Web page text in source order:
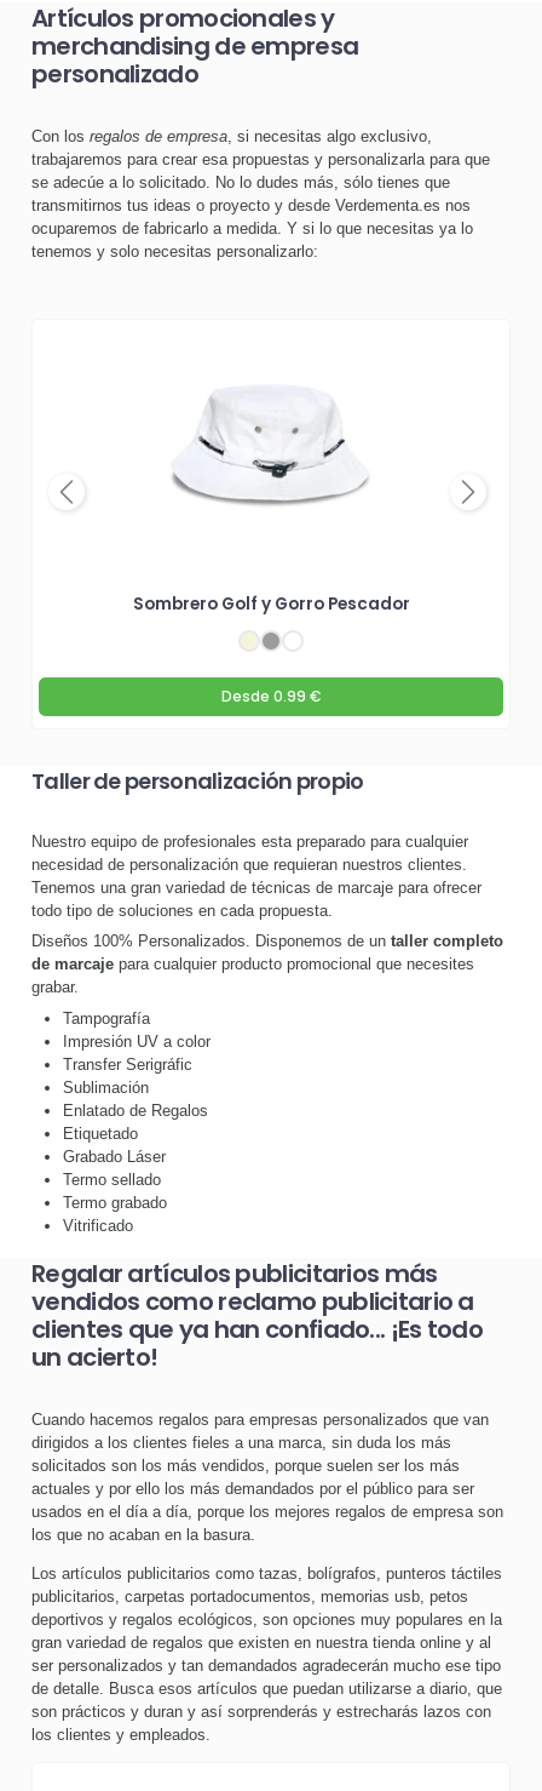
Artículos promocionales y
merchandising de empresa
personalizado
Con los regalos de empresa, si necesitas algo exclusivo,
trabajaremos para crear esa propuestas y personalizarla para que
se adecúe a lo solicitado. No lo dudes más, sólo tienes que
transmitirnos tus ideas o proyecto y desde Verdementa.es nos
ocuparemos de fabricarlo a medida. Y si lo que necesitas ya lo
tenemos y solo necesitas personalizarlo:
Sombrero Golf y Gorro Pescador
Desde 0.99 €
Previous Next
Taller de personalización propio
Nuestro equipo de profesionales esta preparado para cualquier
necesidad de personalización que requieran nuestros clientes.
Tenemos una gran variedad de técnicas de marcaje para ofrecer
todo tipo de soluciones en cada propuesta.
Diseños 100% Personalizados. Disponemos de un taller completo
de marcaje para cualquier producto promocional que necesites
grabar.
Tampografía
Impresión UV a color
Transfer Serigráfic
Sublimación
Enlatado de Regalos
Etiquetado
Grabado Láser
Termo sellado
Termo grabado
Vitrificado
Regalar artículos publicitarios más
vendidos como reclamo publicitario a
clientes que ya han confiado... ¡Es todo
un acierto!
Cuando hacemos regalos para empresas personalizados que van
dirigidos a los clientes fieles a una marca, sin duda los más
solicitados son los más vendidos, porque suelen ser los más
actuales y por ello los más demandados por el público para ser
usados en el día a día, porque los mejores regalos de empresa son
los que no acaban en la basura.
Los artículos publicitarios como tazas, bolígrafos, punteros táctiles
publicitarios, carpetas portadocumentos, memorias usb, petos
deportivos y regalos ecológicos, son opciones muy populares en la
gran variedad de regalos que existen en nuestra tienda online y al
ser personalizados y tan demandados agradecerán mucho ese tipo
de detalle. Busca esos artículos que puedan utilizarse a diario, que
son prácticos y duran y así sorprenderás y estrecharás lazos con
los clientes y empleados.